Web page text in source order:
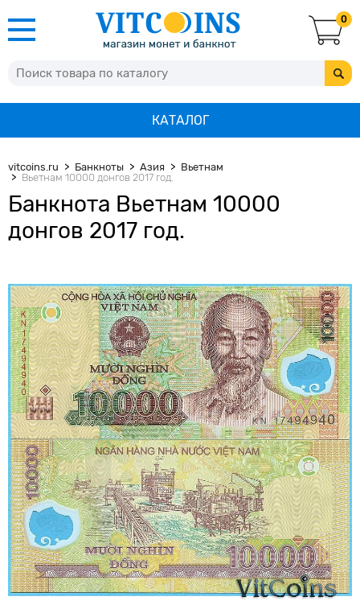
0
КАТАЛОГ
vitcoins.ru Банкноты Азия
Вьетнам
Вьетнам 10000 донгов 2017 год.
Банкнота Вьетнам 10000
донгов 2017 год.